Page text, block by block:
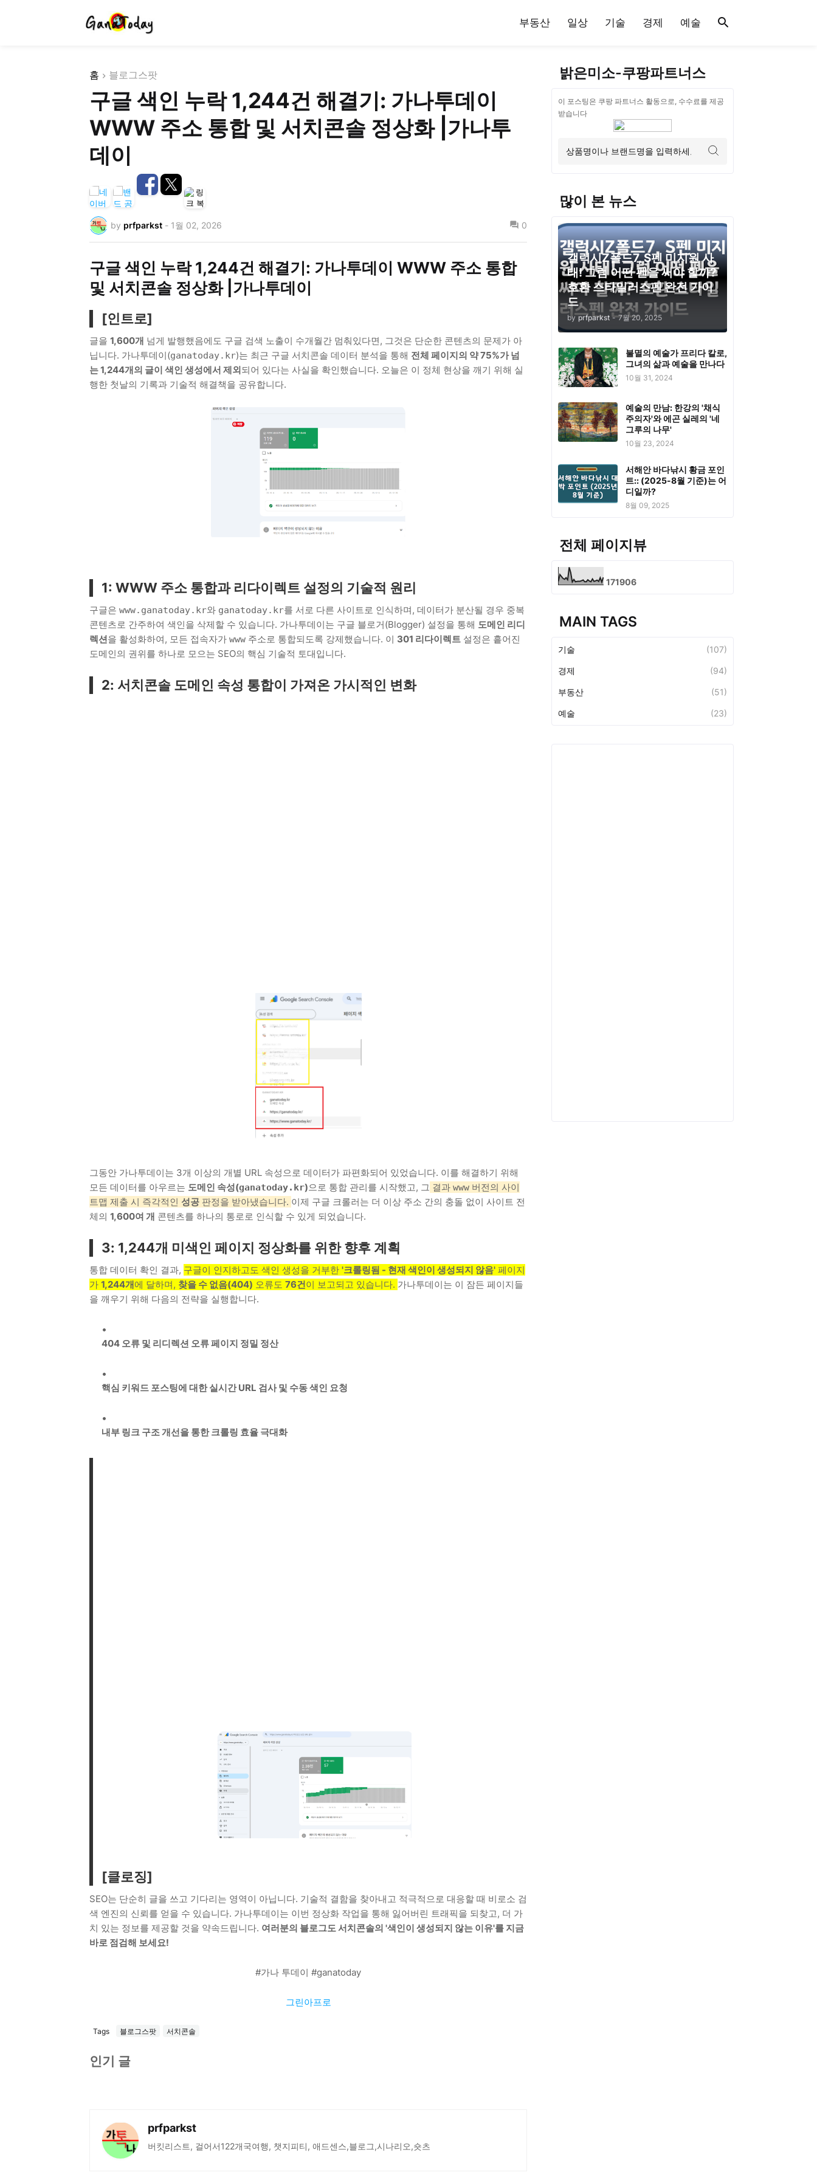
부동산 일상 기술 경제 예술
홈 블로그스팟
구글 색인 누락 1,244건 해결기: 가나투데이
WWW 주소 통합 및 서치콘솔 정상화 |가나투
데이
by prfparkst - 1월 02, 2026 0
구글 색인 누락 1,244건 해결기: 가나투데이 WWW 주소 통합
및 서치콘솔 정상화 |가나투데이
[인트로]
글을 1,600개 넘게 발행했음에도 구글 검색 노출이 수개월간 멈춰있다면, 그것은 단순한 콘텐츠의 문제가 아
닙니다. 가나투데이(ganatoday.kr)는 최근 구글 서치콘솔 데이터 분석을 통해 전체 페이지의 약 75%가 넘
는 1,244개의 글이 색인 생성에서 제외되어 있다는 사실을 확인했습니다. 오늘은 이 정체 현상을 깨기 위해 실
행한 첫날의 기록과 기술적 해결책을 공유합니다.
1: WWW 주소 통합과 리다이렉트 설정의 기술적 원리
구글은 www.ganatoday.kr와 ganatoday.kr를 서로 다른 사이트로 인식하며, 데이터가 분산될 경우 중복
콘텐츠로 간주하여 색인을 삭제할 수 있습니다. 가나투데이는 구글 블로거(Blogger) 설정을 통해 도메인 리디
렉션을 활성화하여, 모든 접속자가 www 주소로 통합되도록 강제했습니다. 이 301 리다이렉트 설정은 흩어진
도메인의 권위를 하나로 모으는 SEO의 핵심 기술적 토대입니다.
2: 서치콘솔 도메인 속성 통합이 가져온 가시적인 변화
그동안 가나투데이는 3개 이상의 개별 URL 속성으로 데이터가 파편화되어 있었습니다. 이를 해결하기 위해
모든 데이터를 아우르는 도메인 속성(ganatoday.kr)으로 통합 관리를 시작했고, 그 결과 www 버전의 사이
트맵 제출 시 즉각적인 성공 판정을 받아냈습니다. 이제 구글 크롤러는 더 이상 주소 간의 충돌 없이 사이트 전
체의 1,600여 개 콘텐츠를 하나의 통로로 인식할 수 있게 되었습니다.
3: 1,244개 미색인 페이지 정상화를 위한 향후 계획
통합 데이터 확인 결과, 구글이 인지하고도 색인 생성을 거부한 '크롤링됨 - 현재 색인이 생성되지 않음' 페이지
가 1,244개에 달하며, 찾을 수 없음(404) 오류도 76건이 보고되고 있습니다. 가나투데이는 이 잠든 페이지들
을 깨우기 위해 다음의 전략을 실행합니다.
404 오류 및 리디렉션 오류 페이지 정밀 정산
핵심 키워드 포스팅에 대한 실시간 URL 검사 및 수동 색인 요청
내부 링크 구조 개선을 통한 크롤링 효율 극대화
[클로징]
SEO는 단순히 글을 쓰고 기다리는 영역이 아닙니다. 기술적 결함을 찾아내고 적극적으로 대응할 때 비로소 검
색 엔진의 신뢰를 얻을 수 있습니다. 가나투데이는 이번 정상화 작업을 통해 잃어버린 트래픽을 되찾고, 더 가
치 있는 정보를 제공할 것을 약속드립니다. 여러분의 블로그도 서치콘솔의 '색인이 생성되지 않는 이유'를 지금
바로 점검해 보세요!
#가나 투데이 #ganatoday
그린아프로
Tags 블로그스팟 서치콘솔
인기 글
prfparkst
버킷리스트, 걸어서122개국여행, 챗지피티, 애드센스,블로그,시나리오,숏츠
밝은미소-쿠팡파트너스
이 포스팅은 쿠팡 파트너스 활동으로, 수수료를 제공
받습니다
많이 본 뉴스
갤럭시Z폴드7, S펜 미지원 사
태! 그럼 어떤 펜을 써야 할까?
호환 스타일러스펜 완전 가이
드
by prfparkst - 7월 20, 2025
불멸의 예술가 프리다 칼로,
그녀의 삶과 예술을 만나다
10월 31, 2024
예술의 만남: 한강의 '채식
주의자'와 에곤 실레의 '네
그루의 나무'
10월 23, 2024
서해안 바다낚시 황금 포인
트:: (2025-8월 기준)는 어
디일까?
8월 09, 2025
전체 페이지뷰
171906
MAIN TAGS
기술 (107)
경제 (94)
부동산 (51)
예술 (23)